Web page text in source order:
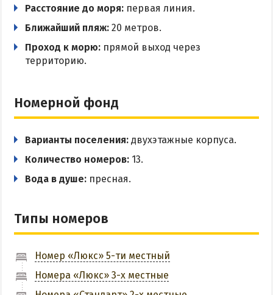
Стрелковое
СТЕПАНОВКА ПЕРВАЯ
Веб-камеры в Степановке Первой онлайн
Цены в Степановке 2026
БЕРДЯНСК
Веб-камеры Бердянска
Развлечения в Бердянске
Проезд в Бердянск
ОТЕЛИ И БАЗЫ ОТДЫХА БЕРДЯНСКА
Парковка
Wi-Fi
Трансфер
Расстояние до моря: первая линия.
Ближайший пляж: 20 метров.
Проход к морю: прямой выход через
территорию.
Номерной фонд
Варианты поселения: двухэтажные корпуса.
Количество номеров: 13.
Вода в душе: пресная.
Типы номеров
Номер «Люкс» 5-ти местный
Номера «Люкс» 3-х местные